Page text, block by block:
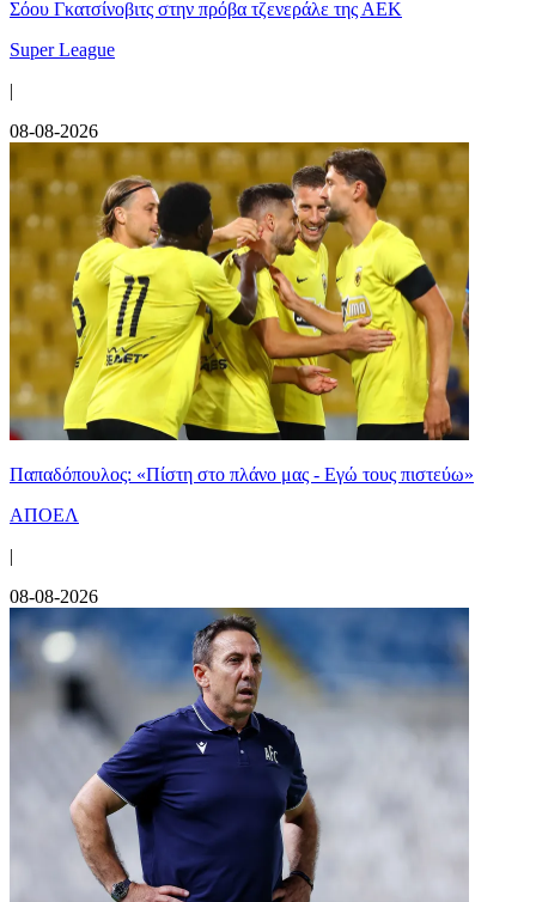
Σόου Γκατσίνοβιτς στην πρόβα τζενεράλε της ΑΕΚ
Super League
|
08-08-2026
Παπαδόπουλος: «Πίστη στο πλάνο μας - Εγώ τους πιστεύω»
ΑΠΟΕΛ
|
08-08-2026